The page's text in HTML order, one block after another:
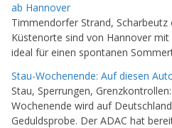
ab Hannover
Timmendorfer Strand,
Küstenorte sind von Hannover
ideal für einen spontanen
Stau-Wochenende: Auf diesen
Stau, Sperrungen,
Wochenende wird auf
Geduldsprobe. Der ADAC hat